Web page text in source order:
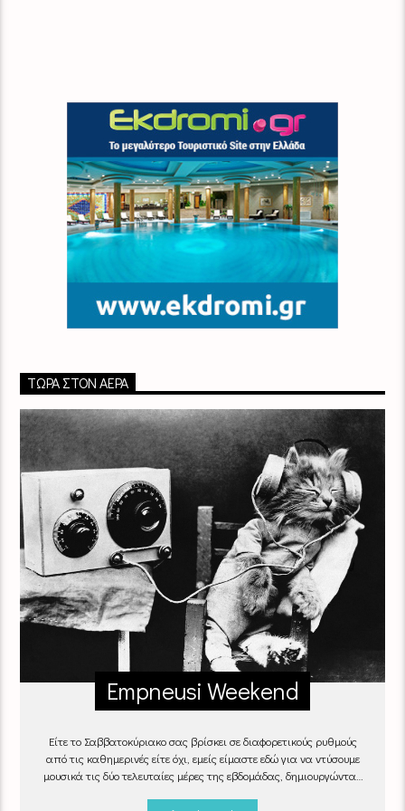
ΤΏΡΑ ΣΤΟΝ ΑΈΡΑ
Empneusi Weekend
Είτε το Σαββατοκύριακο σας βρίσκει σε διαφορετικούς ρυθμούς
από τις καθημερινές είτε όχι, εμείς είμαστε εδώ για να ντύσουμε
μουσικά τις δύο τελευταίες μέρες της εβδομάδας, δημιουργώντας